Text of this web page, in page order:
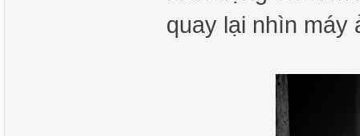
quay lại nhìn máy